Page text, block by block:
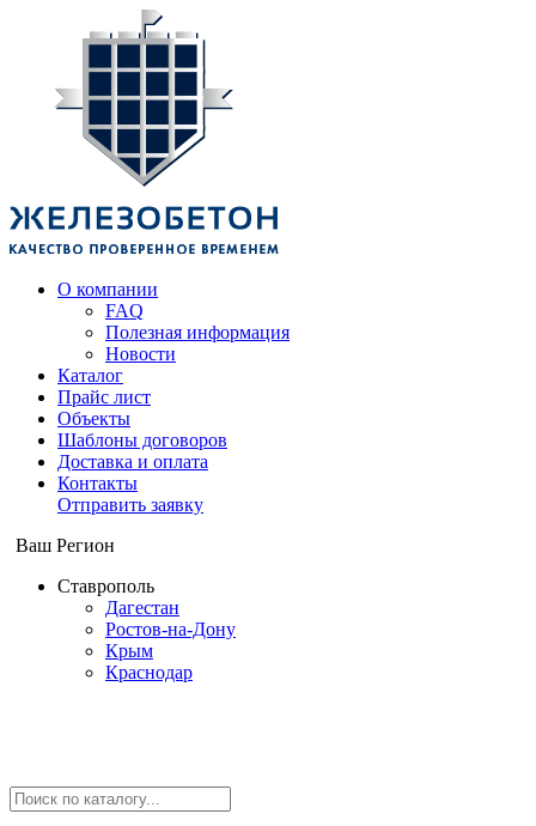
О компании
FAQ
Полезная информация
Новости
Каталог
Прайс лист
Объекты
Шаблоны договоров
Доставка и оплата
Контакты
Отправить заявку
Ваш Регион
Ставрополь
Дагестан
Ростов-на-Дону
Крым
Краснодар